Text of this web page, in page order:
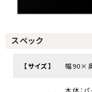
スペック
【サイズ】 幅90×